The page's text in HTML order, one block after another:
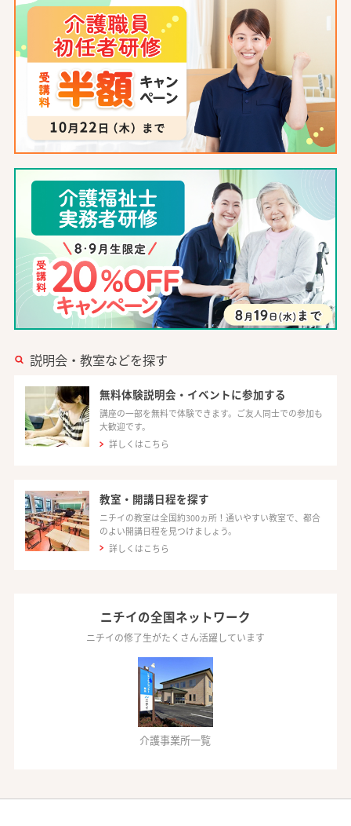
説明会・教室などを探す
無料体験説明会・イベントに参加する
講座の一部を無料で体験できます。ご友人同士での参加も
大歓迎です。
詳しくはこちら
教室・開講日程を探す
ニチイの教室は全国約300ヵ所！通いやすい教室で、都合
のよい開講日程を見つけましょう。
詳しくはこちら
ニチイの全国ネットワーク
ニチイの修了生がたくさん活躍しています
介護事業所一覧